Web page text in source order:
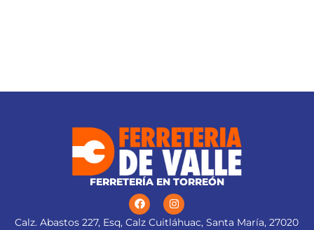
FERRETERÍA EN TORREÓN
Calz. Abastos 227, Esq, Calz Cuitláhuac, Santa María, 27020